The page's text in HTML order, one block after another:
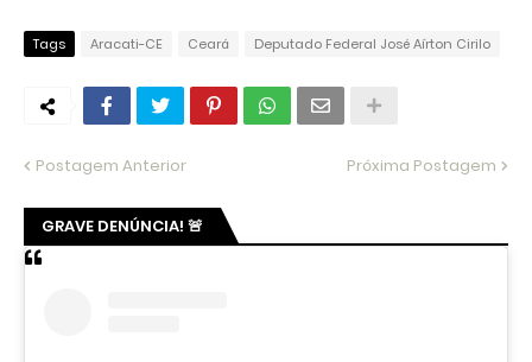
Tags Aracati-CE Ceará Deputado Federal José Aírton Cirilo
Postagem Anterior Próxima Postagem
GRAVE DENÚNCIA! 🚨